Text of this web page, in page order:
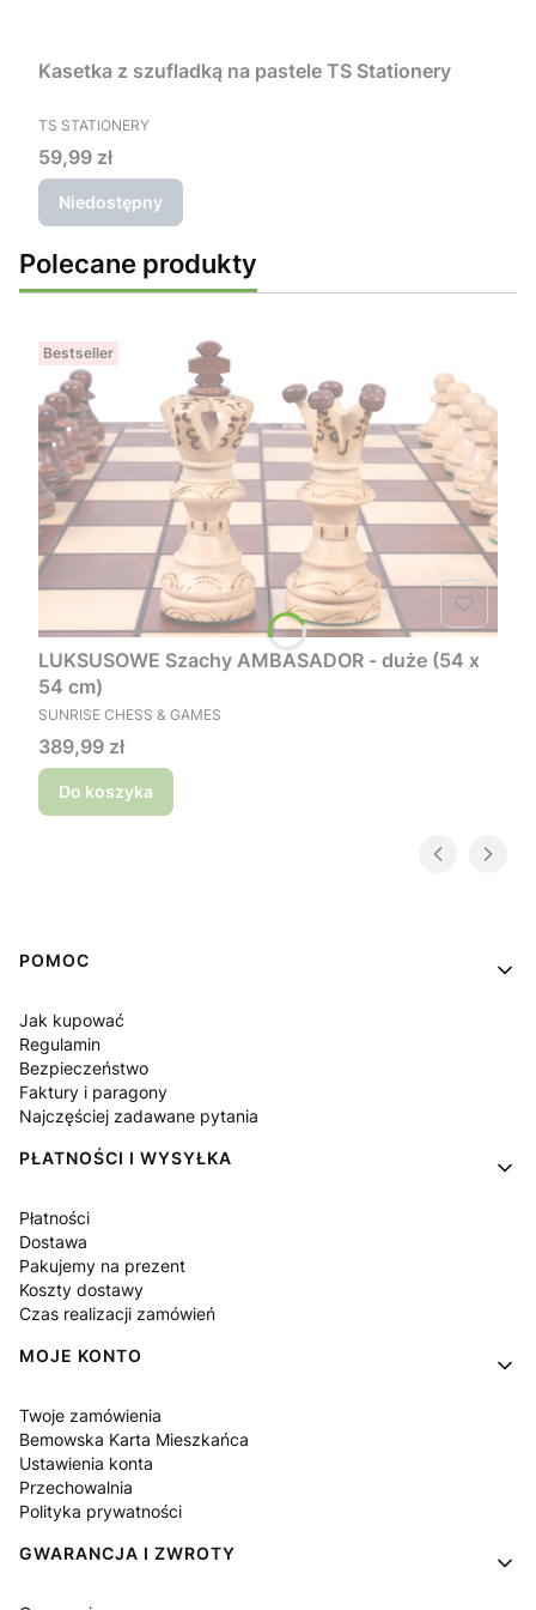
Kasetka z szufladką na pastele TS Stationery
PRODUCENT
TS STATIONERY
Cena
59,99 zł
Niedostępny
Polecane produkty
Bestseller
LUKSUSOWE Szachy AMBASADOR - duże (54 x
54 cm)
PRODUCENT
SUNRISE CHESS & GAMES
Cena
389,99 zł
Do koszyka
Linki w stopce
POMOC
Jak kupować
Regulamin
Bezpieczeństwo
Faktury i paragony
Najczęściej zadawane pytania
PŁATNOŚCI I WYSYŁKA
Płatności
Dostawa
Pakujemy na prezent
Koszty dostawy
Czas realizacji zamówień
MOJE KONTO
Twoje zamówienia
Bemowska Karta Mieszkańca
Ustawienia konta
Przechowalnia
Polityka prywatności
GWARANCJA I ZWROTY